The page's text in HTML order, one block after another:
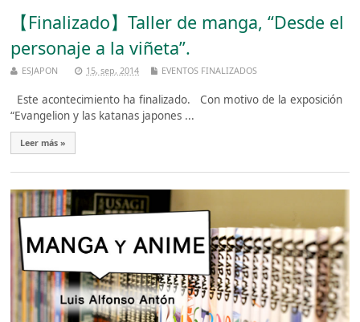
【Finalizado】Taller de manga, “Desde el
personaje a la viñeta”.
ESJAPON 15, sep, 2014 EVENTOS FINALIZADOS
Este acontecimiento ha finalizado. Con motivo de la exposición
“Evangelion y las katanas japones ...
Leer más »